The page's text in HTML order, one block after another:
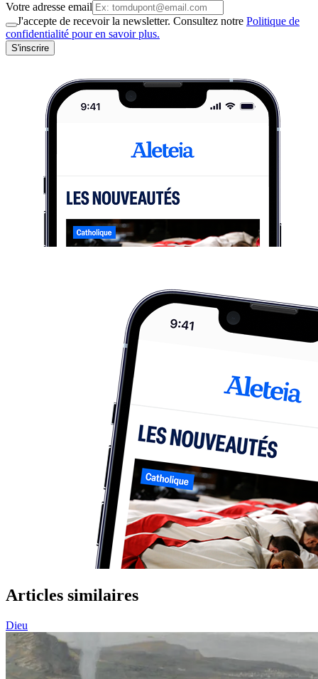
Votre adresse email
J'accepte de recevoir la newsletter. Consultez notre Politique de
confidentialité pour en savoir plus.
S'inscrire
Articles similaires
Dieu